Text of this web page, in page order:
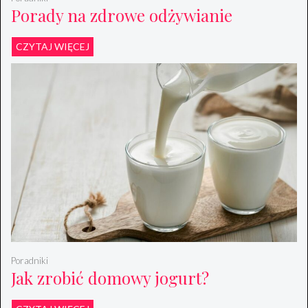
Porady na zdrowe odżywianie
CZYTAJ WIĘCEJ
Jak zrobić domowy jogurt?
Poradniki